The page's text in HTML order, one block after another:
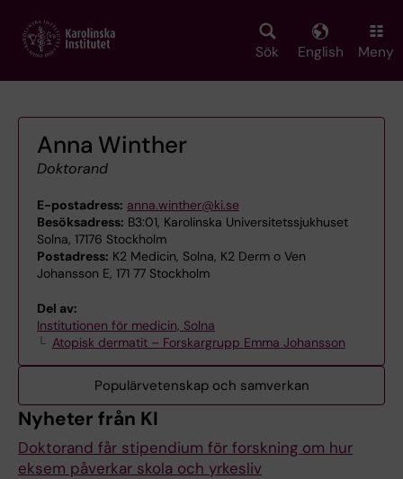
main
Sök English Meny
Anna Winther
Doktorand
E-postadress: anna.winther@ki.se
Besöksadress: B3:01, Karolinska Universitetssjukhuset
Solna, 17176 Stockholm
Postadress: K2 Medicin, Solna, K2 Derm o Ven
Johansson E, 171 77 Stockholm
Del av:
Institutionen för medicin, Solna
Atopisk dermatit – Forskargrupp Emma Johansson
Populärvetenskap och samverkan
Nyheter från KI
Doktorand får stipendium för forskning om hur
eksem påverkar skola och yrkesliv